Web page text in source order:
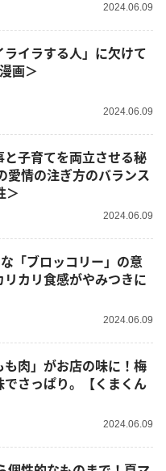
2024.06.09
イラする人」に欠けて
画＞
2024.06.09
と子育てを両立させる秘
愛情の注ぎ方のバランス
＞
2024.06.09
「ブロッコリー」の意
カリ食感がやみつきに
2024.06.09
肉」がお店の味に！梅
さっぱり。【くまくん
2024.06.09